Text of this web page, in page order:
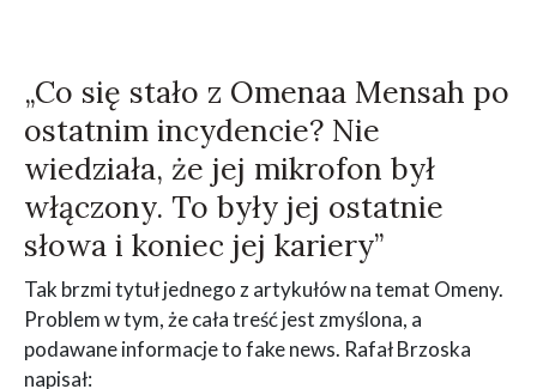
„Co się stało z Omenaa Mensah po
ostatnim incydencie? Nie
wiedziała, że jej mikrofon był
włączony. To były jej ostatnie
słowa i koniec jej kariery”
Tak brzmi tytuł jednego z artykułów na temat Omeny.
Problem w tym, że cała treść jest zmyślona, a
podawane informacje to fake news. Rafał Brzoska
napisał: